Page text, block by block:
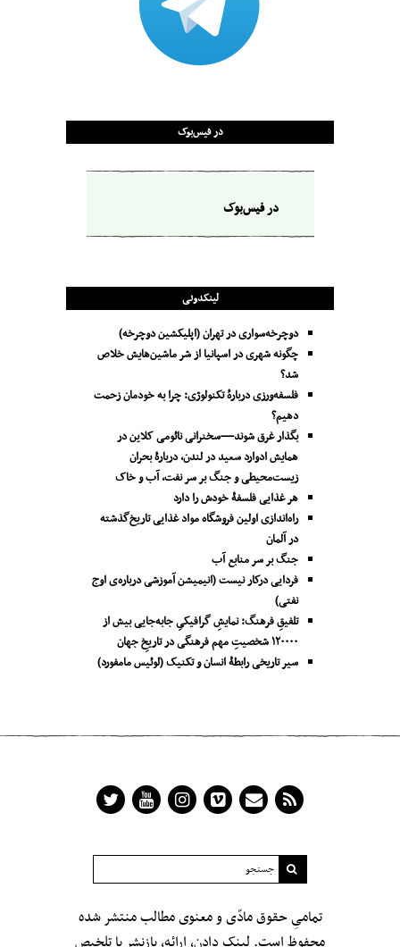
در فیس‌بوک
در فیس‌بوک
لینکدونی
دوچرخه‌سواری در تهران (اپلیکشین دوچرخه)
چگونه شهری در اسپانیا از شر ماشین‌هایش خلاص
شد؟
فلسفه‌ورزی دربارهٔ تکنولوژی: چرا به خودمان زحمت
دهیم؟
بگذار غرق شوند—سخنرانی نائومی کلاین در
همایش ادوارد سعید در لندن، دربارۀ بحران
زیست‌محیطی و جنگ بر سر نفت، آب و خاک
هر غذایی فلسفۀ خودش را دارد
راه‌اندازی اولین فروشگاه مواد غذایی تاریخ‌گذشته
در آلمان
جنگ بر سر منابع آب
فردایی درکار نیست (انیمیشن آموزشی درباره‌ی اوج
نفتی)
تلفیقِ فرهنگ: نمایشِ گرافیکیِ جا‌به‌جایی بیش از
۱۲۰۰۰۰ شخصیتِ مهم فرهنگی در تاریخِ جهان
سیر تاریخی رابطۀ انسان و تکنیک (لوئیس مامفورد)
تمامیِ حقوق مادّی و معنوی مطالب منتشر شده